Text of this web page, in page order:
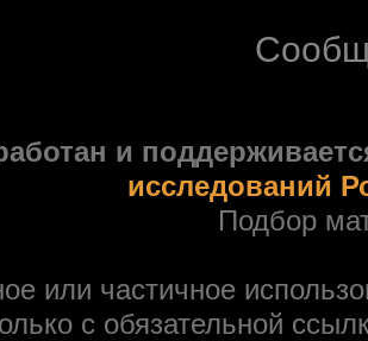
и
исследований
Подбор
или частичное
с обязательной